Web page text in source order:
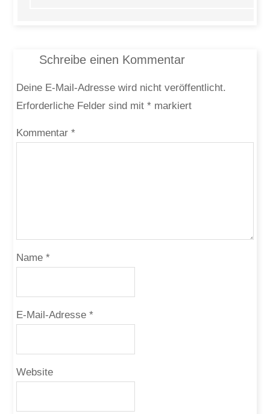
Schreibe einen Kommentar
Deine E-Mail-Adresse wird nicht veröffentlicht.
Erforderliche Felder sind mit* markiert
Kommentar*
Name*
E-Mail-Adresse*
Website